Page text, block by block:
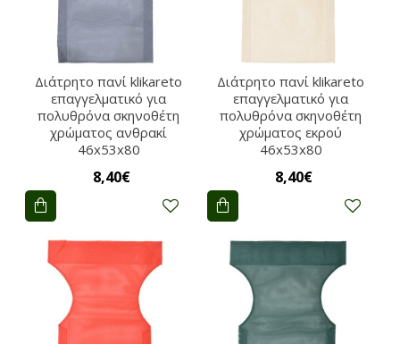
Διάτρητο πανί klikareto
επαγγελματικό για
πολυθρόνα σκηνοθέτη
χρώματος ανθρακί
46x53x80
8,40€
Διάτρητο πανί klikareto
επαγγελματικό για
πολυθρόνα σκηνοθέτη
χρώματος εκρού
46x53x80
8,40€